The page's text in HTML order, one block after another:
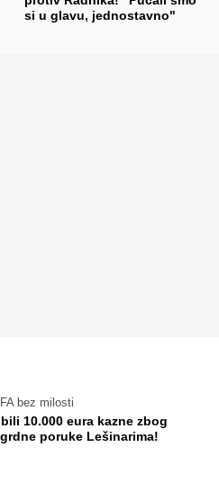
si u glavu, jednostavno"
bez milosti
10.000 eura kazne zbog
poruke Lešinarima!